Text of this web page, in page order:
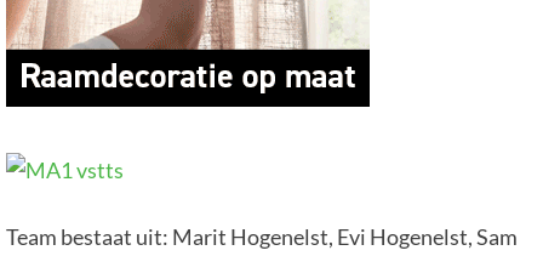
Team bestaat uit: Marit Hogenelst, Evi Hogenelst, Sam